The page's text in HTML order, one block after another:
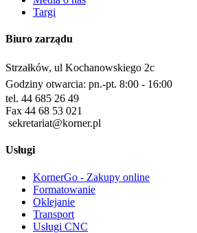
Targi
Biuro zarządu
Strzałków, ul Kochanowskiego 2c
Godziny otwarcia: pn.-pt. 8:00 - 16:00
tel. 44 685 26 49
Fax 44 68 53 021
sekretariat@korner.pl
Usługi
KornerGo - Zakupy online
Formatowanie
Oklejanie
Transport
Usługi CNC